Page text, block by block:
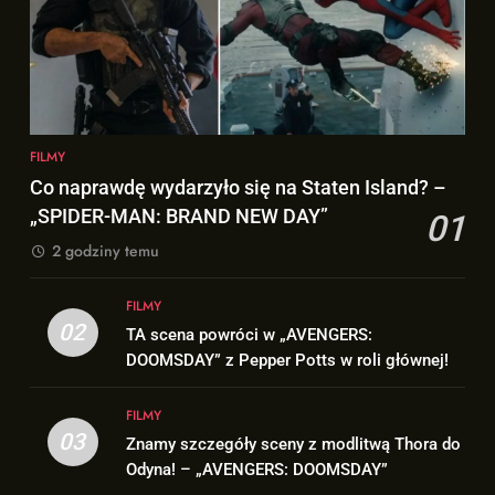
„DUŻE DZIECI 3” OFICJALNIE w
produkcji Netflixa!
FILMY
1
Staten Island? – „SPIDER-MAN:
BRAND NEW DAY”
FILMY
„AVENGERS: DOOMSDAY” z
Pepper Potts w roli głównej!
FILMY
3
Znamy szczegóły sceny z
FILMY
Co naprawdę wydarzyło się na Staten Island? –
„SPIDER-MAN: BRAND NEW DAY”
01
2 godziny temu
02
FILMY
TA scena powróci w „AVENGERS:
DOOMSDAY” z Pepper Potts w roli głównej!
03
FILMY
Znamy szczegóły sceny z modlitwą Thora do
Odyna! – „AVENGERS: DOOMSDAY”
Znamy szczegóły roli
Deadpoola Ryan Reynoldsa w
„AVENGERS: DOOMSDAY”!
FILMY
8
„DUŻE DZIECI 3” OFICJALNIE w
produkcji Netflixa!
Co naprawdę wydarzyło się na
Staten Island? – „SPIDER-MAN:
2
TA scena powróci w